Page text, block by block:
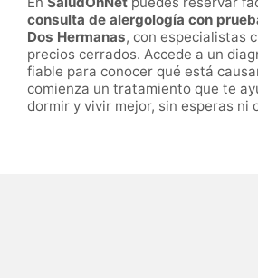
consulta de alergología con
Dos Hermanas, con especialistas
precios cerrados. Accede a un
fiable para conocer qué está
comienza un tratamiento que te
dormir y vivir mejor, sin esperas ni